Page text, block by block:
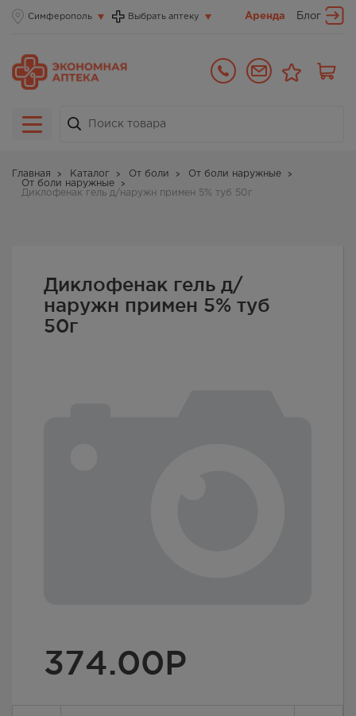
Симферополь Выбрать аптеку Аренда Блог
Главная Каталог От боли
От боли наружные
От боли наружные
Диклофенак гель д/наружн примен 5% туб 50г
Диклофенак гель д/
наружн примен 5% туб
50г
374.00Р